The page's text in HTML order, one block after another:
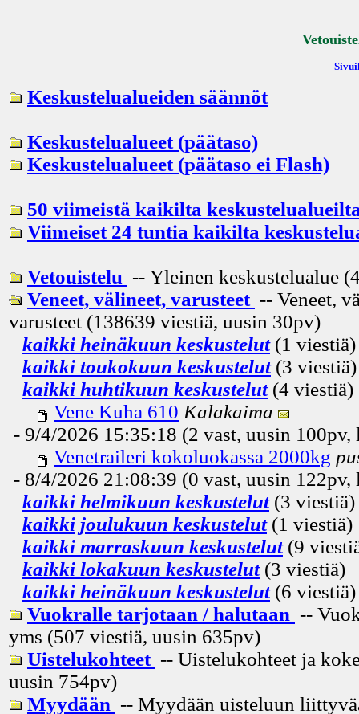
Keskustelualueiden säännöt
Keskustelualueet (päätaso)
Keskustelualueet (päätaso ei Flash)
50 viimeistä kaikilta
Viimeiset 24 tuntia kaikilta
Vetouistelu -- Yleinen keskustelualue
Veneet, välineet, varusteet -- Veneet,
varusteet (138639 viestiä, uusin 30pv)
kaikki heinäkuun keskustelut(1 viestiä)
kaikki toukokuun keskustelut(3 viestiä)
kaikki huhtikuun keskustelut(4 viestiä)
Vene Kuha 610 Kalakaima
- 9/4/2026 15:35:18 (2 vast, uusin 100pv,
Venetraileri kokoluokassa 2000kg
- 8/4/2026 21:08:39 (0 vast, uusin 122pv,
kaikki helmikuun keskustelut(3 viestiä)
kaikki joulukuun keskustelut(1 viestiä)
kaikki marraskuun keskustelut(9
kaikki lokakuun keskustelut(3 viestiä)
kaikki heinäkuun keskustelut(6 viestiä)
Vuokralle tarjotaan / halutaan --
yms (507 viestiä, uusin 635pv)
Uistelukohteet -- Uistelukohteet ja
uusin 754pv)
Myydään -- Myydään uisteluun